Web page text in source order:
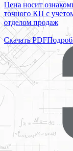
Цена носит
точного КП с
отделом продаж
Скачать PDF